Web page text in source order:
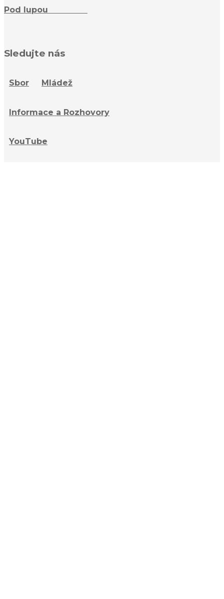
Pod lupou
Sledujte nás
Sbor Mládež
Informace a Rozhovory
YouTube